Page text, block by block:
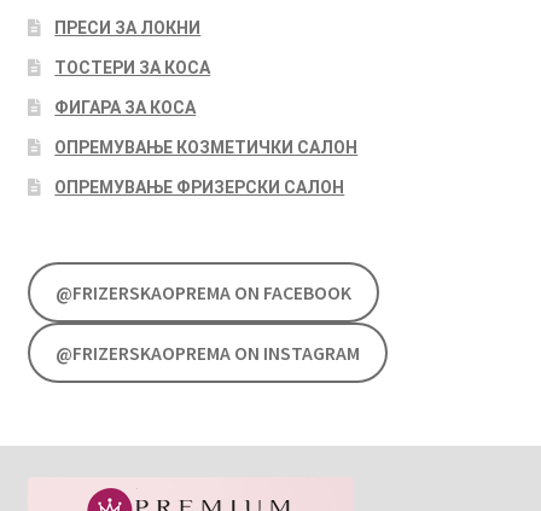
ПРЕСИ ЗА ЛОКНИ
ТОСТЕРИ ЗА КОСА
ФИГАРА ЗА КОСА
ОПРЕМУВАЊЕ КОЗМЕТИЧКИ САЛОН
ОПРЕМУВАЊЕ ФРИЗЕРСКИ САЛОН
@FRIZERSKAOPREMA ON FACEBOOK
@FRIZERSKAOPREMA ON INSTAGRAM